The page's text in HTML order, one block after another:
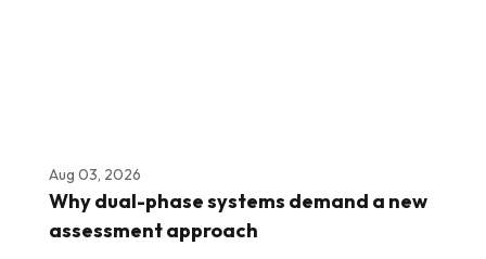
Aug 03, 2026
Why dual-phase systems demand a new
assessment approach